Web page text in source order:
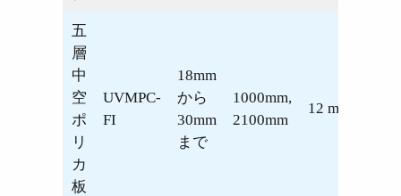
五
層
中
空
ポ
リ
カ
板
UVMPC-
FI
18mm
から
30mm
まで
1000mm,
2100mm
12 m